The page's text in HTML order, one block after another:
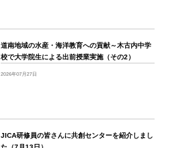
道南地域の水産・海洋教育への貢献～木古内中学
校で大学院生による出前授業実施（その2）
2026年07月27日
JICA研修員の皆さんに共創センターを紹介しまし